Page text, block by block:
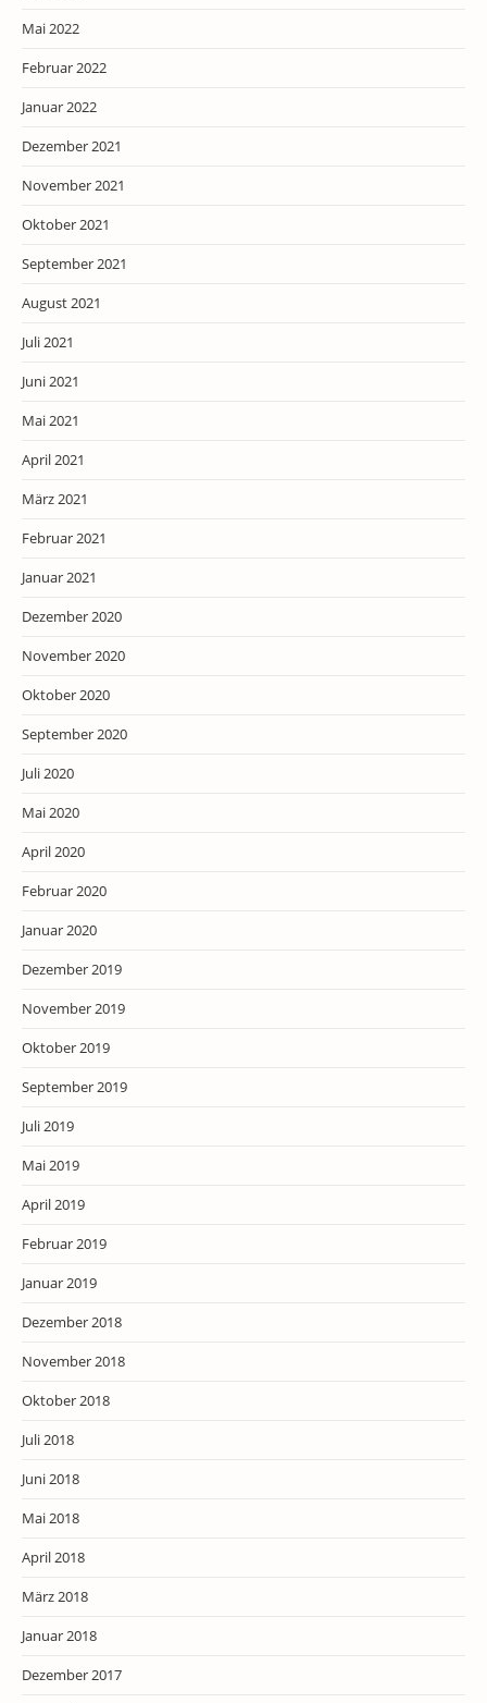
Mai 2022
Februar 2022
Januar 2022
Dezember 2021
November 2021
Oktober 2021
September 2021
August 2021
Juli 2021
Juni 2021
Mai 2021
April 2021
März 2021
Februar 2021
Januar 2021
Dezember 2020
November 2020
Oktober 2020
September 2020
Juli 2020
Mai 2020
April 2020
Februar 2020
Januar 2020
Dezember 2019
November 2019
Oktober 2019
September 2019
Juli 2019
Mai 2019
April 2019
Februar 2019
Januar 2019
Dezember 2018
November 2018
Oktober 2018
Juli 2018
Juni 2018
Mai 2018
April 2018
März 2018
Januar 2018
Dezember 2017